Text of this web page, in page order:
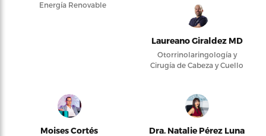
Energía Renovable
Laureano Giraldez MD
Otorrinolaringología y
Cirugía de Cabeza y Cuello
Moises Cortés Dra. Natalie Pérez Luna